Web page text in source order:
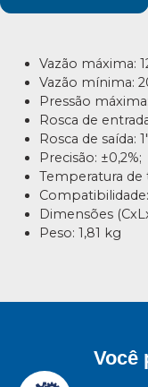
Vazão máxima:
Vazão mínima:
Pressão
Rosca de
Rosca de saída:
Precisão: ±0,2%;
Temperatura de
Dimensões
Peso: 1,81 kg
Você